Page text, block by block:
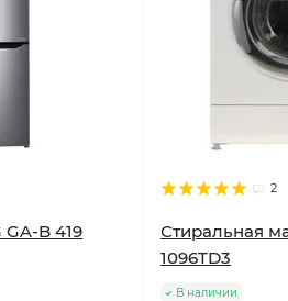
B 419
2
Стиральная
1096TD3
В наличии